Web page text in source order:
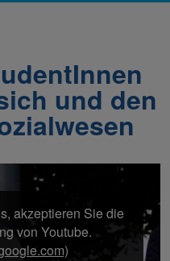
und den
akzeptieren Sie die
von Youtube.